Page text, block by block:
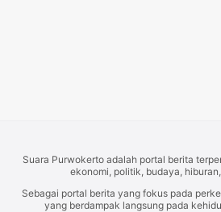
Suara Purwokerto adalah portal berita
ekonomi, politik, budaya,
Sebagai portal berita yang fokus pada
yang berdampak langsung pada